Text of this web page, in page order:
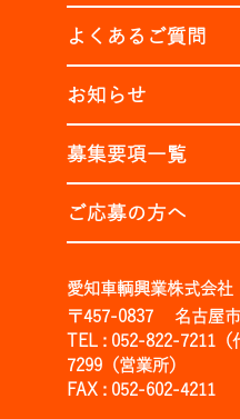
よくあるご質問
お知らせ
募集要項一覧
ご応募の方へ
愛知車輌興業株式会社
〒457-0837 名古屋
TEL : 052-822-7211
7299（営業所）
FAX : 052-602-4211